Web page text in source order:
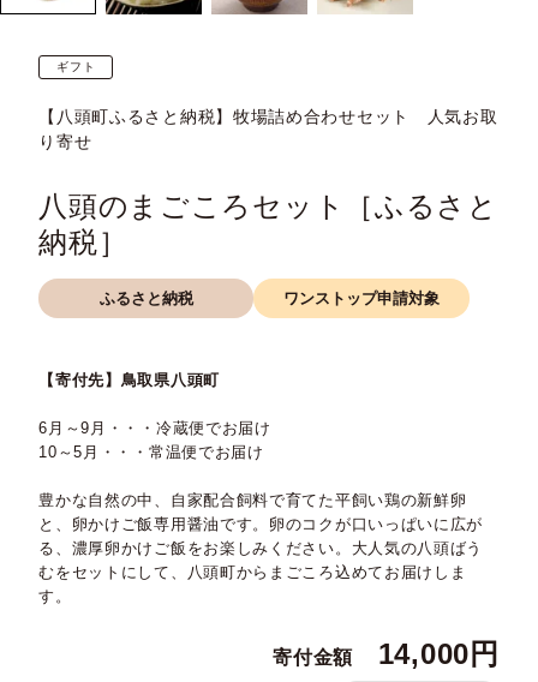
ギフト
【八頭町ふるさと納税】牧場詰め合わせセット 人気お取
り寄せ
八頭のまごころセット［ふるさと
納税］
ふるさと納税 ワンストップ申請対象
【寄付先】鳥取県八頭町
6月～9月・・・冷蔵便でお届け
10～5月・・・常温便でお届け
豊かな自然の中、自家配合飼料で育てた平飼い鶏の新鮮卵
と、卵かけご飯専用醤油です。卵のコクが口いっぱいに広が
る、濃厚卵かけご飯をお楽しみください。大人気の八頭ばう
むをセットにして、八頭町からまごころ込めてお届けしま
す。
14,000